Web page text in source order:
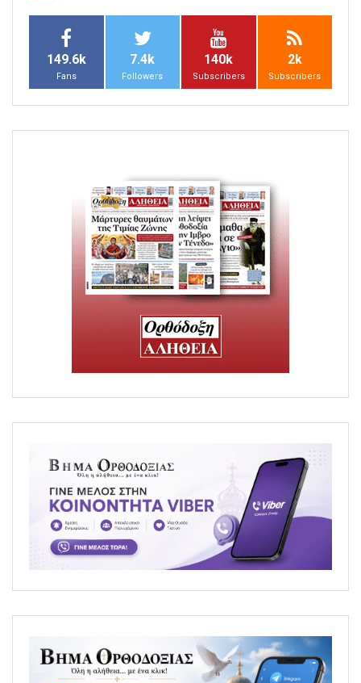
149.6k
Fans
7.4k
Followers
140k
Subscribers
2k
Subscribers